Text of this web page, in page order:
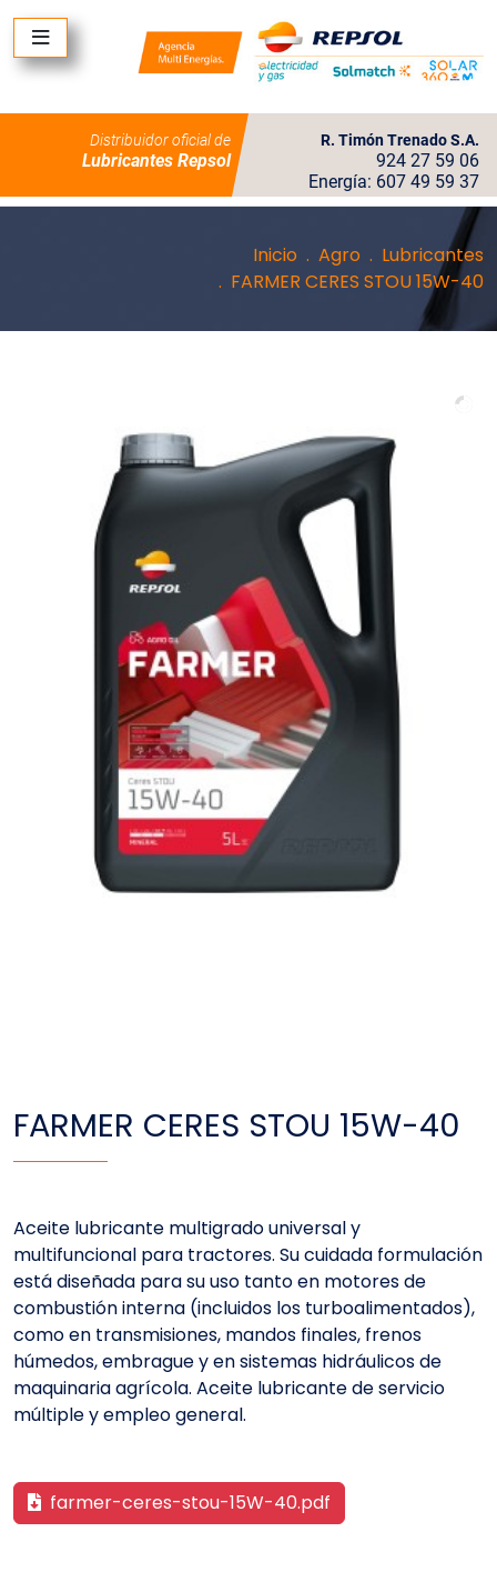
Distribuidor oficial de
Lubricantes Repsol
R. Timón Trenado S.A.
924 27 59 06
Energía: 607 49 59 37
Inicio Agro
Lubricantes
FARMER CERES STOU 15W-40
FARMER CERES STOU 15W-40
Aceite lubricante multigrado universal y
multifuncional para tractores. Su cuidada formulación
está diseñada para su uso tanto en motores de
combustión interna (incluidos los turboalimentados),
como en transmisiones, mandos finales, frenos
húmedos, embrague y en sistemas hidráulicos de
maquinaria agrícola. Aceite lubricante de servicio
múltiple y empleo general.
farmer-ceres-stou-15W-40.pdf